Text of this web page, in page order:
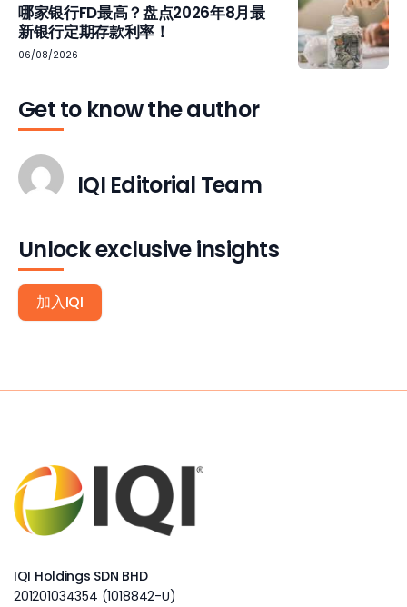
哪家银行FD最高？盘点2026年8月最
新银行定期存款利率！
06/08/2026
Get to know the author
IQI Editorial Team
Unlock exclusive insights
加入IQI
IQI Holdings SDN BHD
201201034354 (1018842-U)